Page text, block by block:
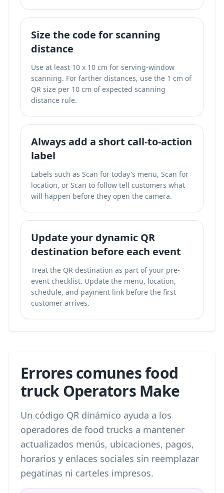
Size the code for scanning
distance
Use at least 10 x 10 cm for serving-window
scanning. For farther distances, use the 1 cm of
QR size per 10 cm of expected scanning
distance rule.
Always add a short call-to-action
label
Labels such as Scan for today's menu, Scan for
location, or Scan to follow tell customers what
will happen before they open the camera.
Update your dynamic QR
destination before each event
Treat the QR destination as part of your pre-
event checklist. Update the menu, location,
schedule, and payment link before the first
customer arrives.
Errores comunes food
truck Operators Make
Un código QR dinámico ayuda a los
operadores de food trucks a mantener
actualizados menús, ubicaciones, pagos,
horarios y enlaces sociales sin reemplazar
pegatinas ni carteles impresos.